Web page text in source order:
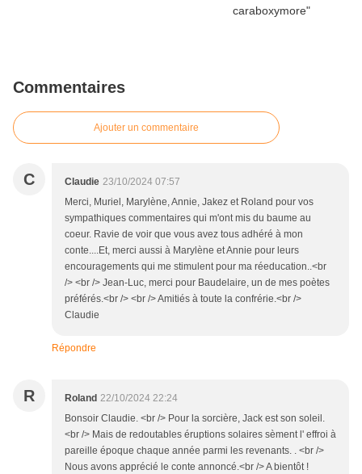
Commentaires
Ajouter un commentaire
C Claudie 23/10/2024 07:57
Merci, Muriel, Marylène, Annie, Jakez et Roland pour vos
sympathiques commentaires qui m'ont mis du baume au
coeur. Ravie de voir que vous avez tous adhéré à mon
conte....Et, merci aussi à Marylène et Annie pour leurs
encouragements qui me stimulent pour ma réeducation..<br
/> <br /> Jean-Luc, merci pour Baudelaire, un de mes poètes
préférés.<br /> <br /> Amitiés à toute la confrérie.<br />
Claudie
Répondre
R Roland 22/10/2024 22:24
Bonsoir Claudie. <br /> Pour la sorcière, Jack est son soleil.
<br /> Mais de redoutables éruptions solaires sèment l' effroi à
pareille époque chaque année parmi les revenants. . <br />
Nous avons apprécié le conte annoncé.<br /> A bientôt !